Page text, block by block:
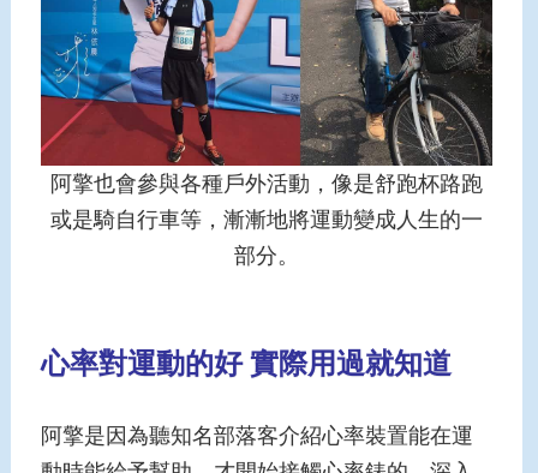
阿擎也會參與各種戶外活動，像是舒跑杯路跑
或是騎自行車等，漸漸地將運動變成人生的一
部分。
心率對運動的好 實際用過就知道
阿擎是因為聽知名部落客介紹心率裝置能在運